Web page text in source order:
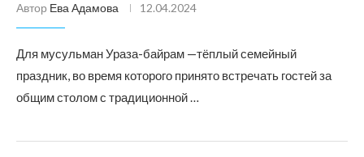
Автор Ева Адамова 12.04.2024
Для мусульман Ураза-байрам —тёплый семейный
праздник, во время которого принято встречать гостей за
общим столом с традиционной …